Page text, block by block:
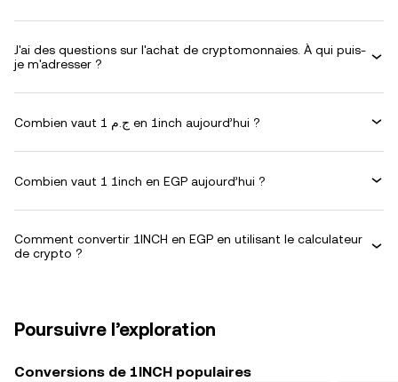
J'ai des questions sur l'achat de cryptomonnaies. À qui puis-
je m'adresser ?
Combien vaut 1 ج.م en 1inch aujourd’hui ?
Combien vaut 1 1inch en EGP aujourd’hui ?
Comment convertir 1INCH en EGP en utilisant le calculateur
de crypto ?
Poursuivre l’exploration
Conversions de 1INCH populaires